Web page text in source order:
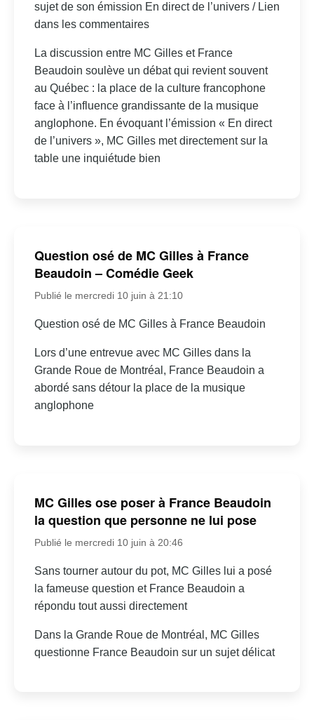
sujet de son émission En direct de l’univers / Lien
dans les commentaires
La discussion entre MC Gilles et France
Beaudoin soulève un débat qui revient souvent
au Québec : la place de la culture francophone
face à l’influence grandissante de la musique
anglophone. En évoquant l’émission « En direct
de l’univers », MC Gilles met directement sur la
table une inquiétude bien
Question osé de MC Gilles à France
Beaudoin – Comédie Geek
Publié le mercredi 10 juin à 21:10
Question osé de MC Gilles à France Beaudoin
Lors d’une entrevue avec MC Gilles dans la
Grande Roue de Montréal, France Beaudoin a
abordé sans détour la place de la musique
anglophone
MC Gilles ose poser à France Beaudoin
la question que personne ne lui pose
Publié le mercredi 10 juin à 20:46
Sans tourner autour du pot, MC Gilles lui a posé
la fameuse question et France Beaudoin a
répondu tout aussi directement
Dans la Grande Roue de Montréal, MC Gilles
questionne France Beaudoin sur un sujet délicat